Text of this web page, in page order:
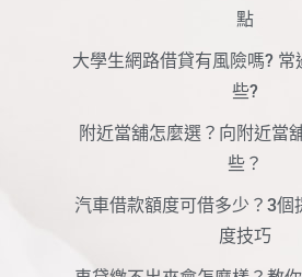
點
大學生網路借貸有風險嗎? 常
些?
附近當舖怎麼選？向附近當
些？
汽車借款額度可借多少？3個
度技巧